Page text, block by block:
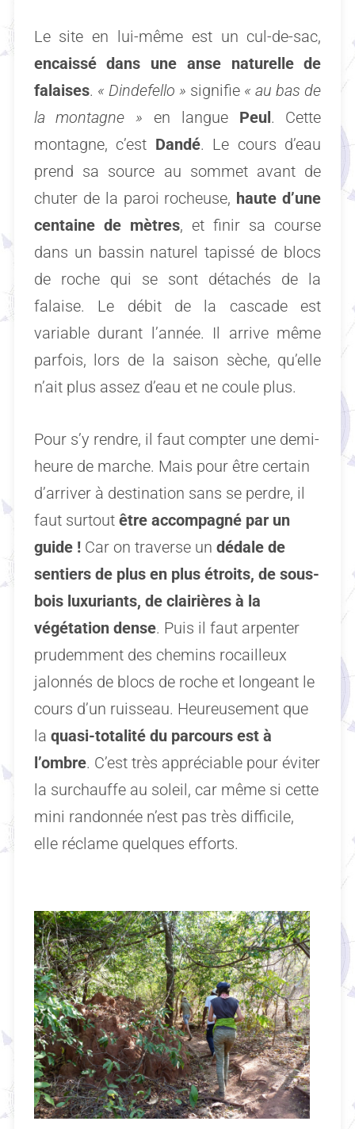
Le site en lui-même est un cul-de-sac,
encaissé dans une anse naturelle de
falaises. « Dindefello » signifie « au bas de
la montagne » en langue Peul. Cette
montagne, c’est Dandé. Le cours d’eau
prend sa source au sommet avant de
chuter de la paroi rocheuse, haute d’une
centaine de mètres, et finir sa course
dans un bassin naturel tapissé de blocs
de roche qui se sont détachés de la
falaise. Le débit de la cascade est
variable durant l’année. Il arrive même
parfois, lors de la saison sèche, qu’elle
n’ait plus assez d’eau et ne coule plus.
Pour s’y rendre, il faut compter une demi-
heure de marche. Mais pour être certain
d’arriver à destination sans se perdre, il
faut surtout être accompagné par un
guide !Car on traverse un dédale de
sentiers de plus en plus étroits, de sous-
bois luxuriants, de clairières à la
végétation dense. Puis il faut arpenter
prudemment des chemins rocailleux
jalonnés de blocs de roche et longeant le
cours d’un ruisseau. Heureusement que
la quasi-totalité du parcours est à
l’ombre. C’est très appréciable pour éviter
la surchauffe au soleil, car même si cette
mini randonnée n’est pas très difficile,
elle réclame quelques efforts.